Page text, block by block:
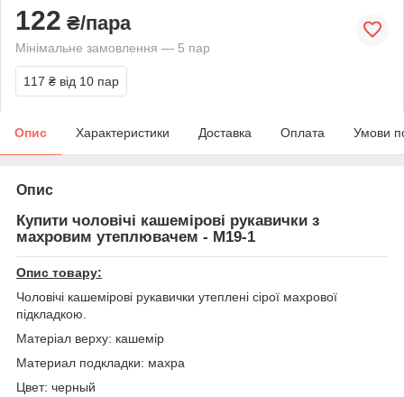
122 ₴/пара
Мінімальне замовлення — 5 пар
117 ₴ від 10 пар
Опис Характеристики Доставка Оплата Умови
Опис
Купити чоловічі кашемірові рукавички з
махровим утеплювачем - M19-1
Опис товару:
Чоловічі кашемірові рукавички утеплені сірої махрової
підкладкою.
Матеріал верху: кашемір
Материал подкладки: махра
Цвет: черный